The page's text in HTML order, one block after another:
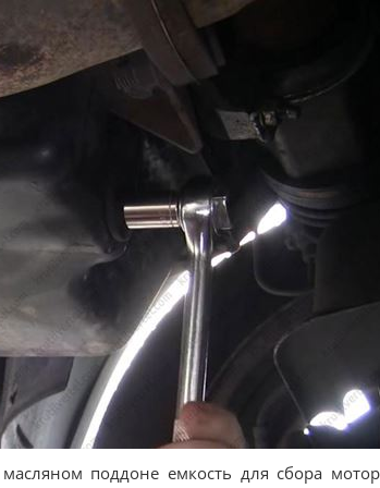
поддоне емкость для сбора